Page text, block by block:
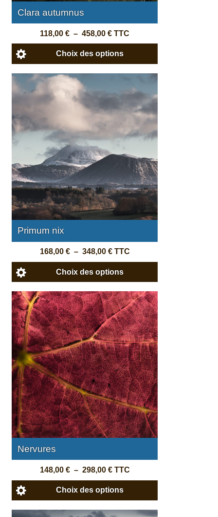
Clara autumnus
118,00€ – 458,00€ TTC
Choix des options
Primum nix
168,00 € – 348,00 € TTC
Choix des options
Nervures
148,00 € – 298,00 € TTC
Choix des options